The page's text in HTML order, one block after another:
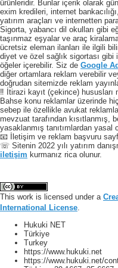
ürünleridir. Bunlar içerik olarak
exim kredileri, internet
yatırım araçları ve internetten
Sigorta, yabancı dil okulları gibi
taşınmaz eşyalar ve araç
ücretsiz eleman ilanları ile ilgili
diyet ve özel sağlık sigortası gibi
öğeler içerebilir. Siz de Google
diğer ortamlara reklam verebilir
doğrudan sitemizde reklam
‼️ İtirazi kayıt (çekince) hususları
Bahse konu reklamlar üzerinde
sebep ile özellikle avukat
mevzuat tarafından kısıtlanmış,
yasaklanmış tanıtımlardan yasal
📧 İletişim ve reklam başvuru
☏ Sitenin 2022 yılı yatırım
iletişim kurmanız rica olunur.
This work is licensed under a
International License.
Hukuki NET
Türkiye
Turkey
https://www.hukuki.net
https://www.hukuki.net/